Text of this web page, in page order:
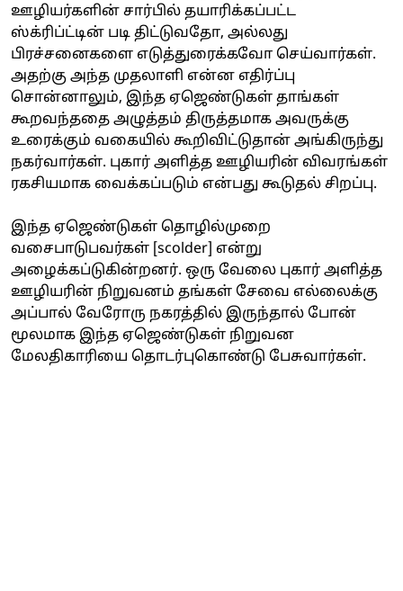
ஊழியர்களின் சார்பில் தயாரிக்கப்பட்ட
ஸ்க்ரிப்ட்டின் படி திட்டுவதோ, அல்லது
பிரச்சனைகளை எடுத்துரைக்கவோ செய்வார்கள்.
அதற்கு அந்த முதலாளி என்ன எதிர்ப்பு
சொன்னாலும், இந்த ஏஜெண்டுகள் தாங்கள்
கூறவந்ததை அழுத்தம் திருத்தமாக அவருக்கு
உரைக்கும் வகையில் கூறிவிட்டுதான் அங்கிருந்து
நகர்வார்கள். புகார் அளித்த ஊழியரின் விவரங்கள்
ரகசியமாக வைக்கப்படும் என்பது கூடுதல் சிறப்பு.
இந்த ஏஜெண்டுகள் தொழில்முறை
வசைபாடுபவர்கள் [scolder] என்று
அழைக்கப்டுகின்றனர். ஒரு வேலை புகார் அளித்த
ஊழியரின் நிறுவனம் தங்கள் சேவை எல்லைக்கு
அப்பால் வேரோரு நகரத்தில் இருந்தால் போன்
மூலமாக இந்த ஏஜெண்டுகள் நிறுவன
மேலதிகாரியை தொடர்புகொண்டு பேசுவார்கள்.